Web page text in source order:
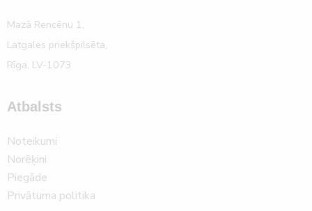
Mazā Rencēnu 1,
Latgales priekšpilsēta,
Rīga, LV-1073
Atbalsts
Noteikumi
Norēķini
Piegāde
Privātuma politika